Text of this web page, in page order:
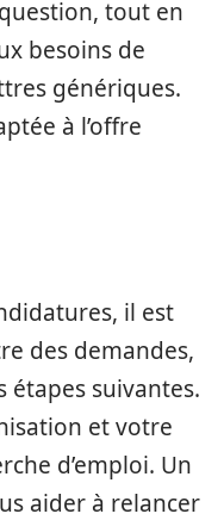
tout en
besoins de
génériques.
à l’offre
il est
des demandes,
étapes suivantes.
et votre
d’emploi. Un
aider à relancer